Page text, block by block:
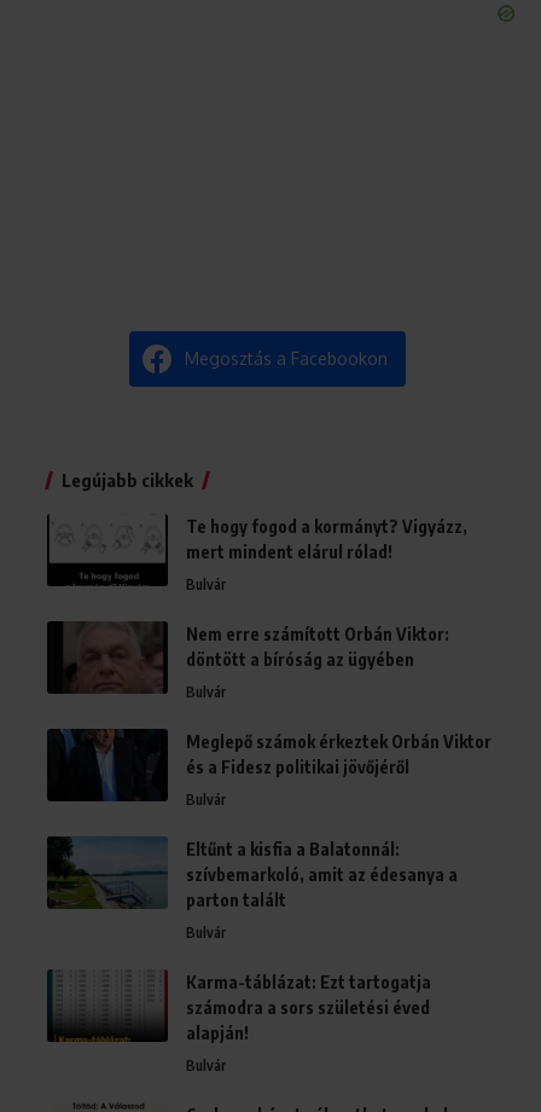
Megosztás a Facebookon
Legújabb cikkek
Te hogy fogod a kormányt? Vigyázz,
mert mindent elárul rólad!
Bulvár
Nem erre számított Orbán Viktor:
döntött a bíróság az ügyében
Bulvár
Meglepő számok érkeztek Orbán Viktor
és a Fidesz politikai jövőjéről
Bulvár
Eltűnt a kisfia a Balatonnál:
szívbemarkoló, amit az édesanya a
parton talált
Bulvár
Karma-táblázat: Ezt tartogatja
számodra a sors születési éved
alapján!
Bulvár